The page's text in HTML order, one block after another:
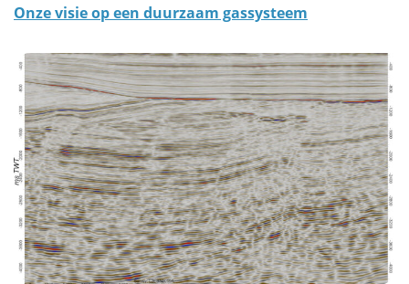
Onze visie op een duurzaam gassysteem